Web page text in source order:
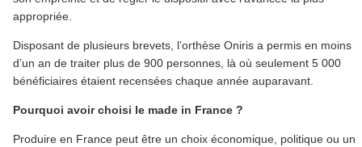
appropriée.
Disposant de plusieurs brevets, l’orthèse Oniris a permis en moins
d’un an de traiter plus de 900 personnes, là où seulement 5 000
bénéficiaires étaient recensées chaque année auparavant.
Pourquoi avoir choisi le made in France ?
Produire en France peut être un choix économique, politique ou un